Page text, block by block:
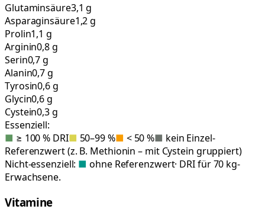
Glutaminsäure3,1 g
Asparaginsäure1,2 g
Prolin1,1 g
Arginin0,8 g
Serin0,7 g
Alanin0,7 g
Tyrosin0,6 g
Glycin0,6 g
Cystein0,3 g
Essenziell:
■ ≥ 100 % DRI■ 50–99 %■ < 50 %■ kein Einzel-
Referenzwert (z. B. Methionin – mit Cystein gruppiert)
Nicht-essenziell: ■ ohne Referenzwert· DRI für 70 kg-
Erwachsene.
Vitamine